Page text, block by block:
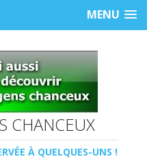
MENU
CHANCEUX
À QUELQUES-UNS !